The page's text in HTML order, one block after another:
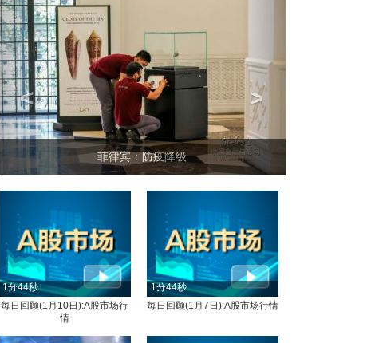
菲律宾：防疫降级
< >
1分44秒
每日回顾(1月10日):A股市场行
情
1分44秒
每日回顾(1月7日):A股市场行情